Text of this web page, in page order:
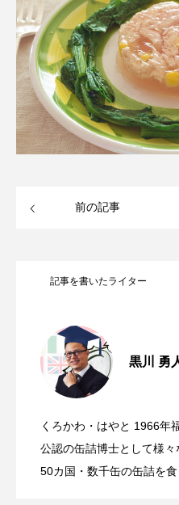
前の記事
記事を書いたライター
黒川 勇
くろかわ・はやと 1966年
公認の缶詰博士として様
50カ国・数千缶の缶詰を
2022.03.14
旨完全レシ
2022.02.21
る「鶏から
2022.02.07 ひと手間か